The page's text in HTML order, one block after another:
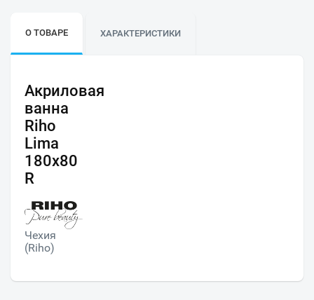
О ТОВАРЕ ХАРАКТЕРИСТИКИ
Акриловая
ванна
Riho
Lima
180x80
R
Чехия
(Riho)